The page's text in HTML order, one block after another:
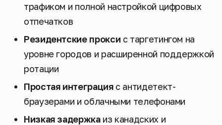
трафиком и полной настройкой цифровых
отпечатков
Резидентские прокси с таргетингом на
уровне городов и расширенной поддержкой
ротации
Простая интеграция с антидетект-
браузерами и облачными телефонами
Низкая задержка из канадских и